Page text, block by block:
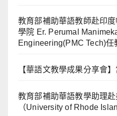
教育部補助華語教師赴印
學院 Er. Perumal
Engineering(PMC Tech)
【華語文教學成果分享會
教育部補助華語教學助理
（University of Rhode